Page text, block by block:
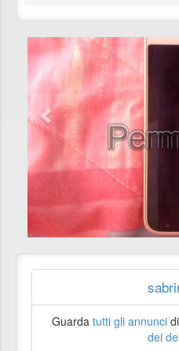
Guarda tutti gli annuncidi
dei